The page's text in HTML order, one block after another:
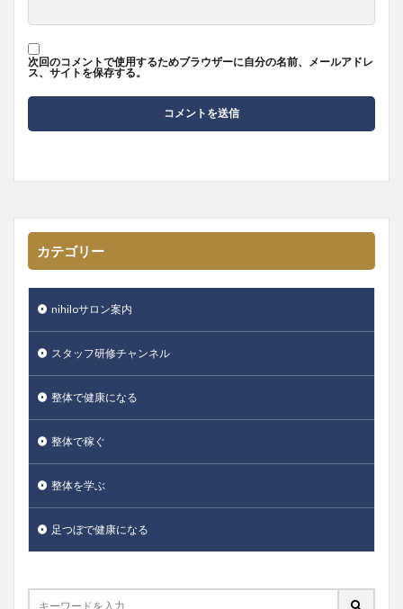
次回のコメントで使用するためブラウザーに自分の名前、メールアドレ
ス、サイトを保存する。
カテゴリー
nihiloサロン案内
スタッフ研修チャンネル
整体で健康になる
整体で稼ぐ
整体を学ぶ
足つぼで健康になる